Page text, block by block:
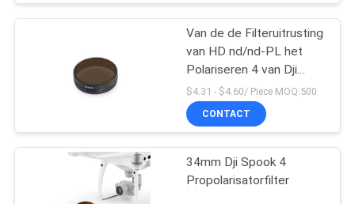
FABRIEKSREIS
KWALITEITSCONTROLE
ONS
Van de de Filteruitrusting
van HD nd/nd-PL het
Polariseren 4 van Dji
Spookfilter
$4.31 - $4.60/ Piece MOQ:500
CONTACT
34mm Dji Spook 4
Propolarisatorfilter